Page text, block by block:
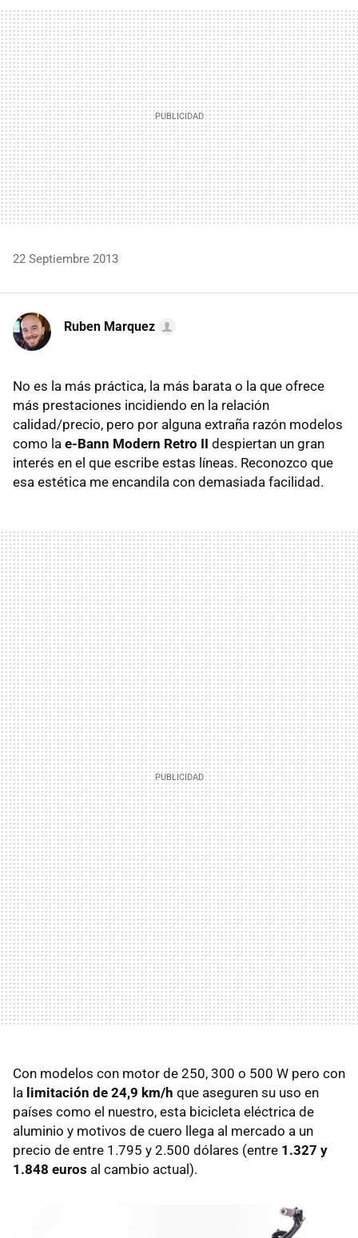
MAIL
22 Septiembre 2013
Ruben Marquez
No es la más práctica, la más barata o la que ofrece
más prestaciones incidiendo en la relación
calidad/precio, pero por alguna extraña razón modelos
como la e-Bann Modern Retro II despiertan un gran
interés en el que escribe estas líneas. Reconozco que
esa estética me encandila con demasiada facilidad.
Con modelos con motor de 250, 300 o 500 W pero con
la limitación de 24,9 km/h que aseguren su uso en
países como el nuestro, esta bicicleta eléctrica de
aluminio y motivos de cuero llega al mercado a un
precio de entre 1.795 y 2.500 dólares (entre 1.327 y
1.848 euros al cambio actual).